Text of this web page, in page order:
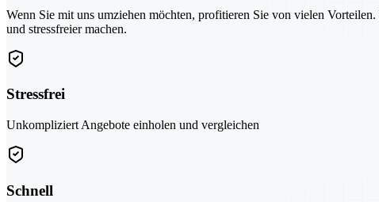
Wenn Sie mit uns umziehen möchten, profitieren Sie von vielen
und stressfreier machen.
Stressfrei
Unkompliziert Angebote einholen und vergleichen
Schnell